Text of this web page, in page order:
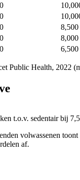
8,500
8,000
6,500
Public Health, 2022
t.o.v. sedentair bij
volwassenen
af.